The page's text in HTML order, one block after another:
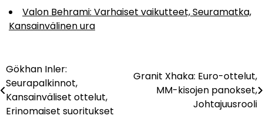
Valon Behrami: Varhaiset vaikutteet, Seuramatka,
Kansainvälinen ura
Post
navigation
Gökhan Inler:
Seurapalkinnot,
Kansainväliset ottelut,
Erinomaiset suoritukset
Granit Xhaka: Euro-ottelut,
MM-kisojen panokset,
Johtajuusrooli